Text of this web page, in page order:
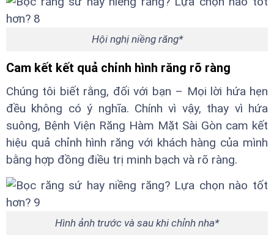
Hội nghị niềng răng*
Cam kết kết quả chỉnh hình răng rõ ràng
Chúng tôi biết rằng, đối với bạn – Mọi lời hứa hẹn
đều không có ý nghĩa. Chính vì vậy, thay vì hứa
suông, Bệnh Viện Răng Hàm Mặt Sài Gòn cam kết
hiệu quả chỉnh hình răng với khách hàng của mình
bằng hợp đồng điều trị minh bạch và rõ ràng.
Hình ảnh trước và sau khi chỉnh nha*